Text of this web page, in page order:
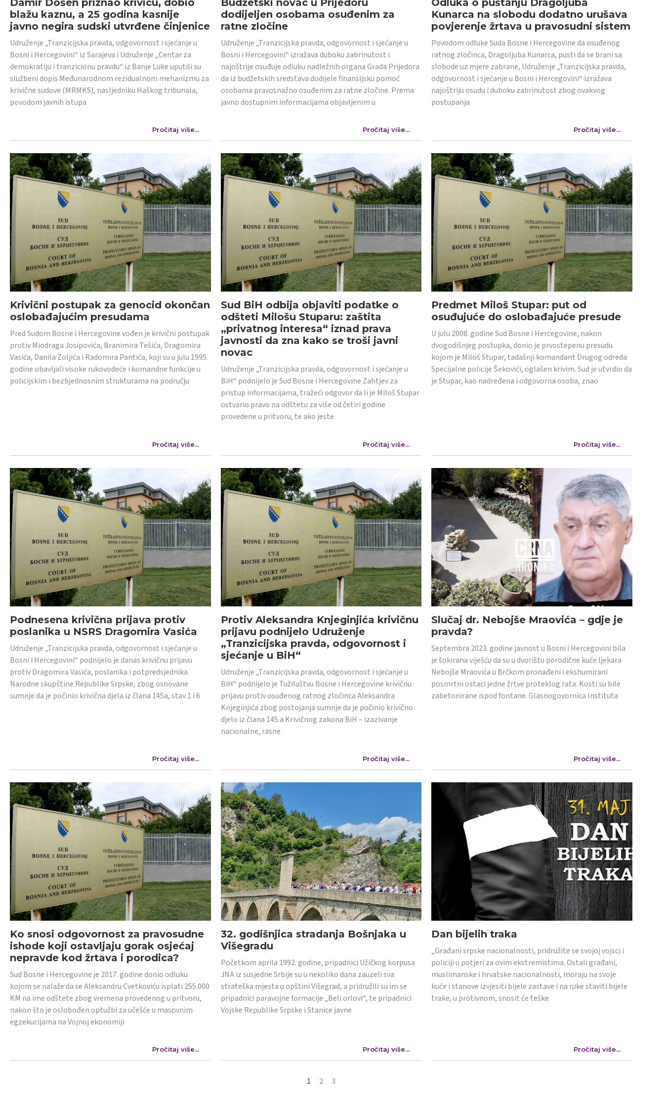
blažu kaznu, a 25 godina kasnije
javno negira sudski utvrđene činjenice
Udruženje „Tranzicijska pravda, odgovornost i sjećanje u
Bosni i Hercegovini“ iz Sarajeva i Udruženje „Centar za
demokratiju i tranzicionu pravdu“ iz Banje Luke uputili su
službeni dopis Međunarodnom rezidualnom mehanizmu za
krivične sudove (MRMKS), nasljedniku Haškog tribunala,
povodom javnih istupa
Pročitaj više...
dodijeljen osobama osuđenim za
ratne zločine
Udruženje „Tranzicijska pravda, odgovornost i sjećanje u
Bosni i Hercegovini“ izražava duboku zabrinutost i
najoštrije osuđuje odluku nadležnih organa Grada Prijedora
da iz budžetskih sredstava dodijele finansijsku pomoć
osobama pravosnažno osuđenim za ratne zločine. Prema
javno dostupnim informacijama objavljenim u
Pročitaj više...
Kunarca na slobodu dodatno urušava
povjerenje žrtava u pravosudni sistem
Povodom odluke Suda Bosne i Hercegovine da osuđenog
ratnog zločinca, Dragoljuba Kunarca, pusti da se brani sa
slobode uz mjere zabrane, Udruženje „Tranzicijska pravda,
odgovornost i sjećanje u Bosni i Hercegovini“ izražava
najoštriju osudu i duboku zabrinutost zbog ovakvog
postupanja
Pročitaj više...
Krivični postupak za genocid okončan
oslobađajućim presudama
Pred Sudom Bosne i Hercegovine vođen je krivični postupak
protiv Miodraga Josipovića, Branimira Tešića, Dragomira
Vasića, Danila Zoljića i Radomira Pantića, koji su u julu 1995.
godine obavljali visoke rukovodeće i komandne funkcije u
policijskim i bezbjednosnim strukturama na području
Pročitaj više...
Sud BiH odbija objaviti podatke o
odšteti Milošu Stuparu: zaštita
„privatnog interesa“ iznad prava
javnosti da zna kako se troši javni
novac
Udruženje „Tranzicijska pravda, odgovornost i sjećanje u
BiH“ podnijelo je Sud Bosne i Hercegovine Zahtjev za
pristup informacijama, tražeći odgovor da li je Miloš Stupar
ostvario pravo na odštetu za više od četiri godine
provedene u pritvoru, te ako jeste
Pročitaj više...
Predmet Miloš Stupar: put od
osuđujuće do oslobađajuće presude
U julu 2008. godine Sud Bosne i Hercegovine, nakon
dvogodišnjeg postupka, donio je prvostepenu presudu
kojom je Miloš Stupar, tadašnji komandant Drugog odreda
Specijalne policije Šekovići, oglašen krivim. Sud je utvrdio da
je Stupar, kao nadređena i odgovorna osoba, znao
Pročitaj više...
Podnesena krivična prijava protiv
poslanika u NSRS Dragomira Vasića
Udruženje „Tranzicijska pravda, odgovornost i sjećanje u
Bosni i Hercegovini“ podnijelo je danas krivičnu prijavu
protiv Dragomira Vasića, poslanika i potpredsjednika
Narodne skupštine Republike Srpske, zbog osnovane
sumnje da je počinio krivična djela iz člana 145a, stav 1 i 6
Pročitaj više...
Protiv Aleksandra Knjeginjića krivičnu
prijavu podnijelo Udruženje
„Tranzicijska pravda, odgovornost i
sjećanje u BiH“
Udruženje „Tranzicijska pravda, odgovornost i sjećanje u
BiH“ podnijelo je Tužilaštvu Bosne i Hercegovine krivičnu
prijavu protiv osuđenog ratnog zločinca Aleksandra
Knjeginjića zbog postojanja sumnje da je počinio krivično
djelo iz člana 145.a Krivičnog zakona BiH – izazivanje
nacionalne, rasne
Pročitaj više...
Slučaj dr. Nebojše Mraovića – gdje je
pravda?
Septembra 2023. godine javnost u Bosni i Hercegovini bila
je šokirana viješću da su u dvorištu porodične kuće ljekara
Nebojše Mraovića u Brčkom pronađeni i ekshumirani
posmrtni ostaci jedne žrtve proteklog rata. Kosti su bile
zabetonirane ispod fontane. Glasnogovornica Instituta
Pročitaj više...
Ko snosi odgovornost za pravosudne
ishode koji ostavljaju gorak osjećaj
nepravde kod žrtava i porodica?
Sud Bosne i Hercegovine je 2017. godine donio odluku
kojom se nalaže da se Aleksandru Cvetkoviću isplati 255.000
KM na ime odštete zbog vremena provedenog u pritvoru,
nakon što je oslobođen optužbi za učešće u masovnim
egzekucijama na Vojnoj ekonomiji
Pročitaj više...
32. godišnjica stradanja Bošnjaka u
Višegradu
Početkom aprila 1992. godine, pripadnici Užičkog korpusa
JNA iz susjedne Srbije su u nekoliko dana zauzeli sva
strateška mjesta u opštini Višegrad, a pridružili su im se
pripadnici paravojne formacije „Beli orlovi“, te pripadnici
Vojske Republike Srpske i Stanice javne
Pročitaj više...
Dan bijelih traka
„Građani srpske nacionalnosti, pridružite se svojoj vojsci i
policiji u potjeri za ovim ekstremistima. Ostali građani,
muslimanske i hrvatske nacionalnosti, moraju na svoje
kuće i stanove izvjesiti bijele zastave i na ruke staviti bijele
trake, u protivnom, snosit će teške
Pročitaj više...
1 2 3